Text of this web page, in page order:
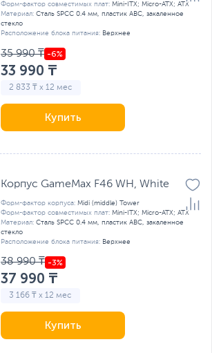
Форм-фактор совместимых плат: Mini-ITX; Micro-ATX; ATX
Материал: Сталь SPCC 0.4 мм, пластик ABC, закаленное
стекло
Расположение блока питания: Верхнее
35 990 ₸
33 990 ₸
2 833 ₸ x 12 мес
Купить
Корпус GameMax F46 WH, White
Форм-фактор корпуса: Midi (middle) Tower
Форм-фактор совместимых плат: Mini-ITX; Micro-ATX; ATX
Материал: Сталь SPCC 0.4 мм, пластик ABC, закаленное
стекло
Расположение блока питания: Верхнее
38 990 ₸
37 990 ₸
3 166 ₸ x 12 мес
Купить